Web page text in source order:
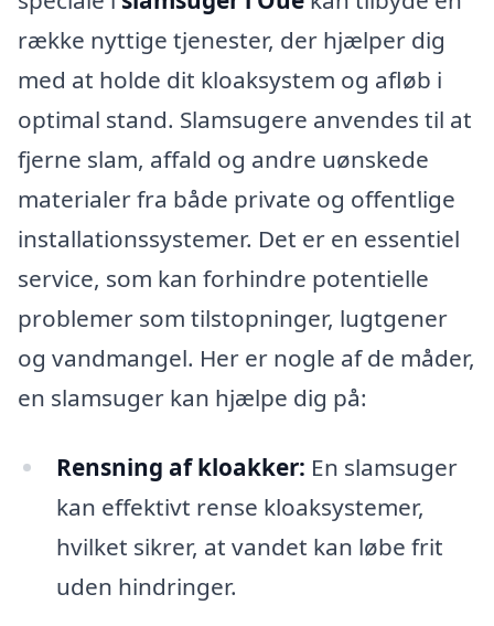
række nyttige tjenester, der hjælper dig
med at holde dit kloaksystem og afløb i
optimal stand. Slamsugere anvendes til at
fjerne slam, affald og andre uønskede
materialer fra både private og offentlige
installationssystemer. Det er en essentiel
service, som kan forhindre potentielle
problemer som tilstopninger, lugtgener
og vandmangel. Her er nogle af de måder,
en slamsuger kan hjælpe dig på:
Rensning af kloakker: En slamsuger
kan effektivt rense kloaksystemer,
hvilket sikrer, at vandet kan løbe frit
uden hindringer.